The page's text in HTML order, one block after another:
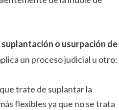
suplantación o usurpación de
un proceso judicial u otro:
que trate de suplantar la
flexibles ya que no se trata